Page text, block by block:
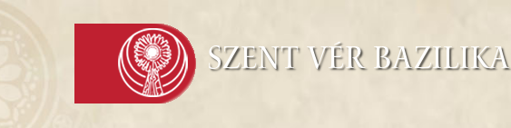
Szent Vér Bazilika